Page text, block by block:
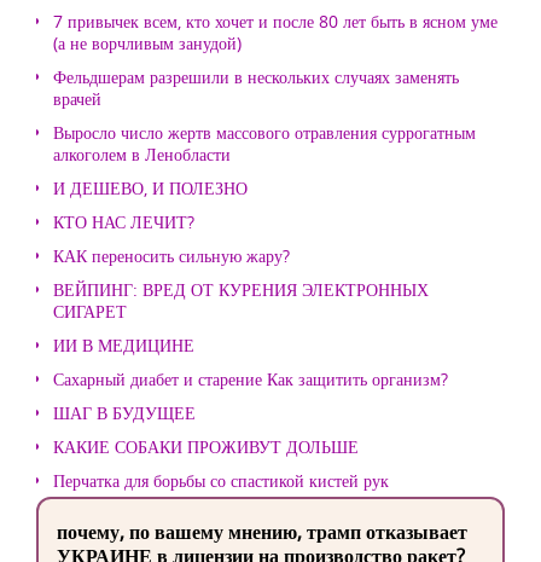
7 привычек всем, кто хочет и после 80 лет быть в ясном уме
(а не ворчливым занудой)
Фельдшерам разрешили в нескольких случаях заменять
врачей
Выросло число жертв массового отравления суррогатным
алкоголем в Ленобласти
И ДЕШЕВО, И ПОЛЕЗНО
КТО НАС ЛЕЧИТ?
КАК переносить сильную жару?
ВЕЙПИНГ: ВРЕД ОТ КУРЕНИЯ ЭЛЕКТРОННЫХ
СИГАРЕТ
ИИ В МЕДИЦИНЕ
Сахарный диабет и старение Как защитить организм?
ШАГ В БУДУЩЕЕ
КАКИЕ СОБАКИ ПРОЖИВУТ ДОЛЬШЕ
Перчатка для борьбы со спастикой кистей рук
почему, по вашему мнению, трамп отказывает
УКРАИНЕ в лицензии на производство ракет?